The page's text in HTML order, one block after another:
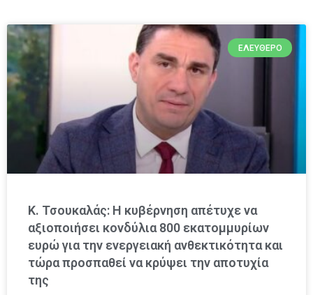
ΕΛΕΎΘΕΡΟ
Κ. Τσουκαλάς: Η κυβέρνηση απέτυχε να
αξιοποιήσει κονδύλια 800 εκατομμυρίων
ευρώ για την ενεργειακή ανθεκτικότητα και
τώρα προσπαθεί να κρύψει την αποτυχία
της